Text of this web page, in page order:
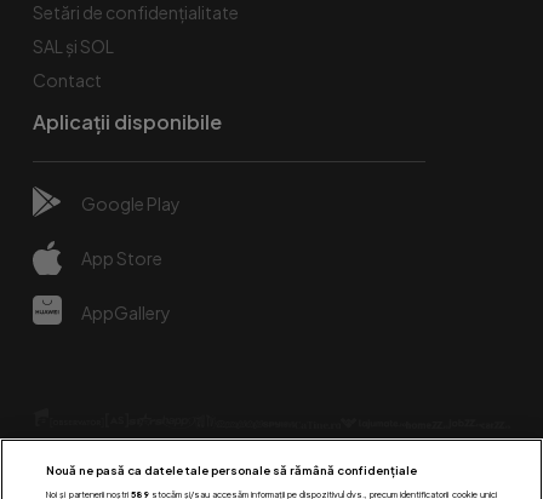
Setări de confidențialitate
SAL și SOL
Contact
Aplicații disponibile
Google Play
App Store
AppGallery
Nouă ne pasă ca datele tale personale să rămână confidențiale
Noi și partenerii noștri 589stocăm și/sau accesăm informații pe dispozitivul dvs., precum identificatorii cookie unici